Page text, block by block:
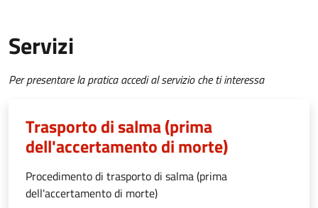
Servizi
Per presentare la pratica accedi al servizio che ti interessa
Trasporto di salma (prima
dell'accertamento di morte)
Procedimento di trasporto di salma (prima
dell'accertamento di morte)